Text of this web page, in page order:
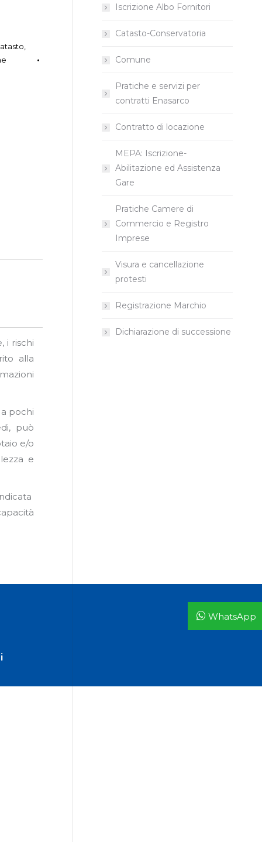
i rischi
alla
pochi
può
e/o
e
Iscrizione Albo Fornitori
Catasto-Conservatoria
Comune
Pratiche e servizi per
contratti Enasarco
Contratto di locazione
MEPA: Iscrizione-
Abilitazione ed Assistenza
Gare
Pratiche Camere di
Commercio e Registro
Imprese
Visura e cancellazione
protesti
Registrazione Marchio
Dichiarazione di successione
WhatsApp